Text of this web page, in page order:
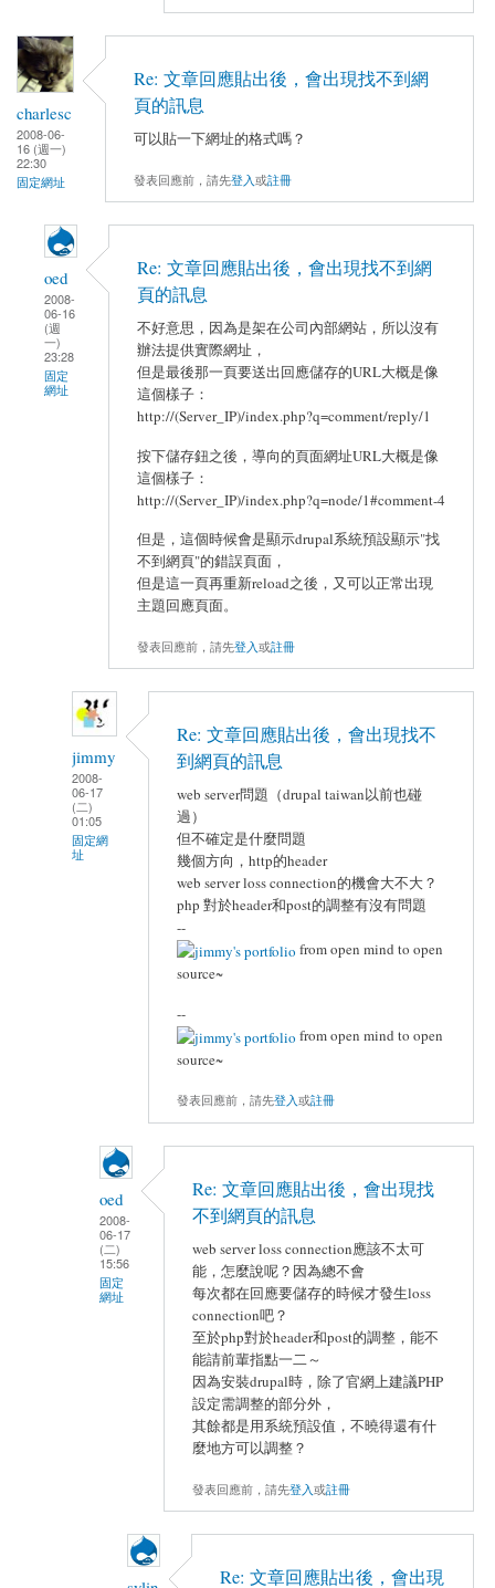
charlesc
2008-06-
16 (週一)
22:30
固定網址
Re: 文章回應貼出後，會出現找不到網
頁的訊息
可以貼一下網址的格式嗎？
發表回應前，請先登入或註冊
oed
2008-
06-16
(週
一)
23:28
固定
網址
Re: 文章回應貼出後，會出現找不到網
頁的訊息
不好意思，因為是架在公司內部網站，所以沒有
辦法提供實際網址，
但是最後那一頁要送出回應儲存的URL大概是像
這個樣子：
http://(Server_IP)/index.php?q=comment/reply/1
按下儲存鈕之後，導向的頁面網址URL大概是像
這個樣子：
http://(Server_IP)/index.php?q=node/1#comment-4
但是，這個時候會是顯示drupal系統預設顯示"找
不到網頁"的錯誤頁面，
但是這一頁再重新reload之後，又可以正常出現
主題回應頁面。
發表回應前，請先登入或註冊
jimmy
2008-
06-17
(二)
01:05
固定網
址
Re: 文章回應貼出後，會出現找不
到網頁的訊息
web server問題（drupal taiwan以前也碰
過）
但不確定是什麼問題
幾個方向，http的header
web server loss connection的機會大不大？
php 對於header和post的調整有沒有問題
--
from open mind to open
source~
--
from open mind to open
source~
發表回應前，請先登入或註冊
oed
2008-
06-17
(二)
15:56
固定
網址
Re: 文章回應貼出後，會出現找
不到網頁的訊息
web server loss connection應該不太可
能，怎麼說呢？因為總不會
每次都在回應要儲存的時候才發生loss
connection吧？
至於php對於header和post的調整，能不
能請前輩指點一二～
因為安裝drupal時，除了官網上建議PHP
設定需調整的部分外，
其餘都是用系統預設值，不曉得還有什
麼地方可以調整？
發表回應前，請先登入或註冊
Re: 文章回應貼出後，會出現